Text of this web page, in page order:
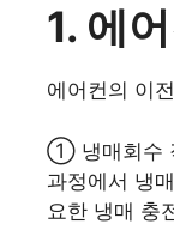
1. 에
에어컨의 이
① 냉매회수
과정에서 냉
요한 냉매 충